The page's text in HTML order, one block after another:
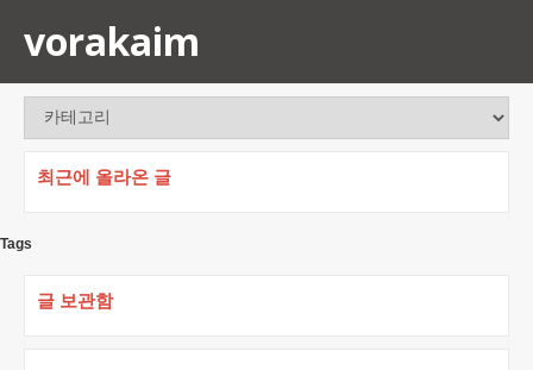
vorakaim
최근에 올라온 글
Tags
글 보관함